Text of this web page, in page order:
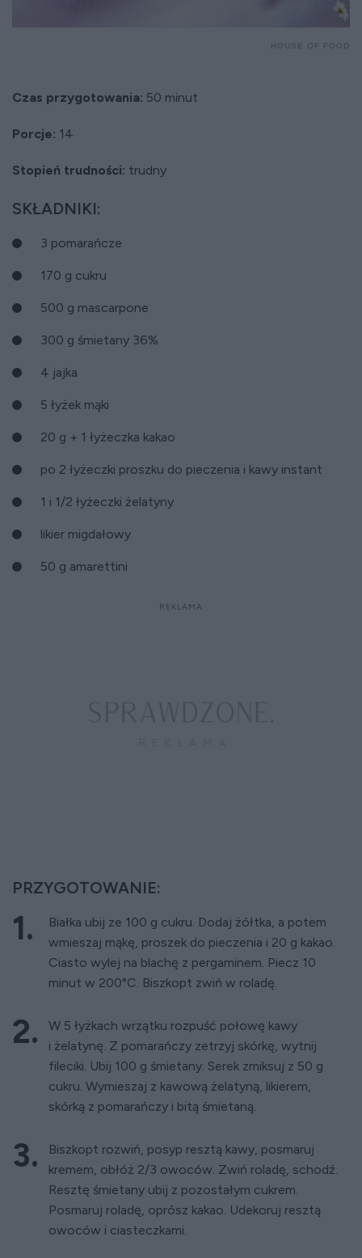
Czas przygotowania: 50 minut
Porcje: 14
Stopień trudności: trudny
SKŁADNIKI:
3 pomarańcze
170 g cukru
500 g mascarpone
300 g śmietany 36%
4 jajka
5 łyżek mąki
20 g + 1 łyżeczka kakao
po 2 łyżeczki proszku do pieczenia i kawy instant
1 i 1/2 łyżeczki żelatyny
likier migdałowy
50 g amarettini
PRZYGOTOWANIE:
Białka ubij ze 100 g cukru. Dodaj żółtka, a potem
wmieszaj mąkę, proszek do pieczenia i 20 g kakao.
Ciasto wylej na blachę z pergaminem. Piecz 10
minut w 200°C. Biszkopt zwiń w roladę.
W 5 łyżkach wrzątku rozpuść połowę kawy
i żelatynę. Z pomarańczy zetrzyj skórkę, wytnij
fileciki. Ubij 100 g śmietany. Serek zmiksuj z 50 g
cukru. Wymieszaj z kawową żelatyną, likierem,
skórką z pomarańczy i bitą śmietaną.
Biszkopt rozwiń, posyp resztą kawy, posmaruj
kremem, obłóż 2/3 owoców. Zwiń roladę, schodź.
Resztę śmietany ubij z pozostałym cukrem.
Posmaruj roladę, oprósz kakao. Udekoruj resztą
owoców i ciasteczkami.